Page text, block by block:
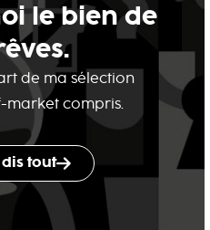
le bien de
de ma sélection
market compris.
dis tout